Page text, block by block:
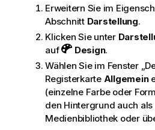
Erweitern Sie im
Abschnitt Darstellung.
Klicken Sie unter
auf
Design.
Wählen Sie im Fenster
Registerkarte Allgemein
(einzelne Farbe oder
den Hintergrund auch
Medienbibliothek oder